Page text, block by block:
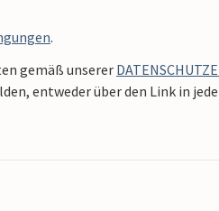
.
gemäß unserer
entweder über den Link in